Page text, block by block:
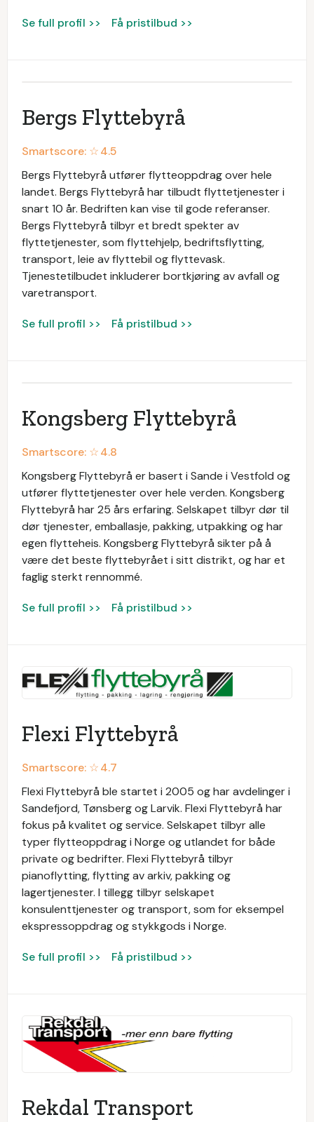
Se full profil >> Få pristilbud >>
Bergs Flyttebyrå
Smartscore: ☆4.5
Bergs Flyttebyrå utfører flytteoppdrag over hele
landet. Bergs Flyttebyrå har tilbudt flyttetjenester i
snart 10 år. Bedriften kan vise til gode referanser.
Bergs Flyttebyrå tilbyr et bredt spekter av
flyttetjenester, som flyttehjelp, bedriftsflytting,
transport, leie av flyttebil og flyttevask.
Tjenestetilbudet inkluderer bortkjøring av avfall og
varetransport.
Se full profil >> Få pristilbud >>
Kongsberg Flyttebyrå
Smartscore: ☆4.8
Kongsberg Flyttebyrå er basert i Sande i Vestfold og
utfører flyttetjenester over hele verden. Kongsberg
Flyttebyrå har 25 års erfaring. Selskapet tilbyr dør til
dør tjenester, emballasje, pakking, utpakking og har
egen flytteheis. Kongsberg Flyttebyrå sikter på å
være det beste flyttebyrået i sitt distrikt, og har et
faglig sterkt rennommé.
Se full profil >> Få pristilbud >>
Flexi Flyttebyrå
Smartscore: ☆4.7
Flexi Flyttebyrå ble startet i 2005 og har avdelinger i
Sandefjord, Tønsberg og Larvik. Flexi Flyttebyrå har
fokus på kvalitet og service. Selskapet tilbyr alle
typer flytteoppdrag i Norge og utlandet for både
private og bedrifter. Flexi Flyttebyrå tilbyr
pianoflytting, flytting av arkiv, pakking og
lagertjenester. I tillegg tilbyr selskapet
konsulenttjenester og transport, som for eksempel
ekspressoppdrag og stykkgods i Norge.
Se full profil >> Få pristilbud >>
Rekdal Transport